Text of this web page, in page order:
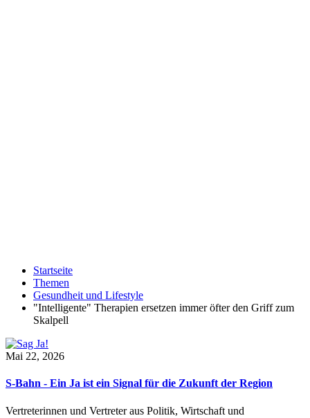
Startseite
Themen
Gesundheit und Lifestyle
"Intelligente" Therapien ersetzen immer öfter den Griff zum
Skalpell
Mai 22, 2026
S-Bahn - Ein Ja ist ein Signal für die Zukunft der Region
Vertreterinnen und Vertreter aus Politik, Wirtschaft und